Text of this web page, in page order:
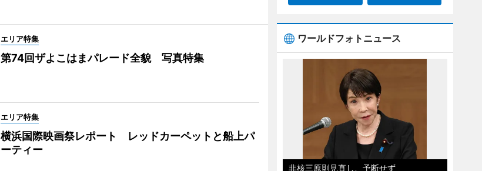
エリア特集
第74回ザよこはまパレード全貌 写真特集
エリア特集
横浜国際映画祭レポート レッドカーペットと船上パ
ーティー
ワールドフォトニュース
非核三原則見直し、予断せず